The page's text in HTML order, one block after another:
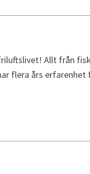
Allt från
flera års